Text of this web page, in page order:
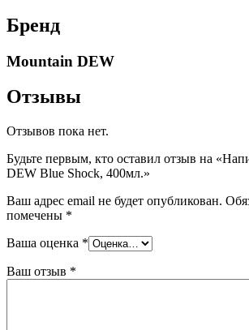
Бренд
Mountain DEW
Отзывы
Отзывов пока нет.
Будьте первым, кто оставил отзыв на
DEW Blue Shock, 400мл.»
Ваш адрес email не будет опубликован.
помечены *
Ваша оценка *
Ваш отзыв *